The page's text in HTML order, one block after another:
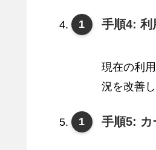
手順4: 利
現在の利
況を改善
手順5: カ